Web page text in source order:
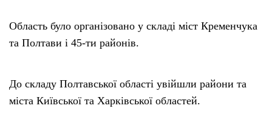
Тендери
Контакти
Область було організовано у складі міст Кременчука
та Полтави і 45-ти районів.
До складу Полтавської області увійшли райони та
міста Київської та Харківської областей.